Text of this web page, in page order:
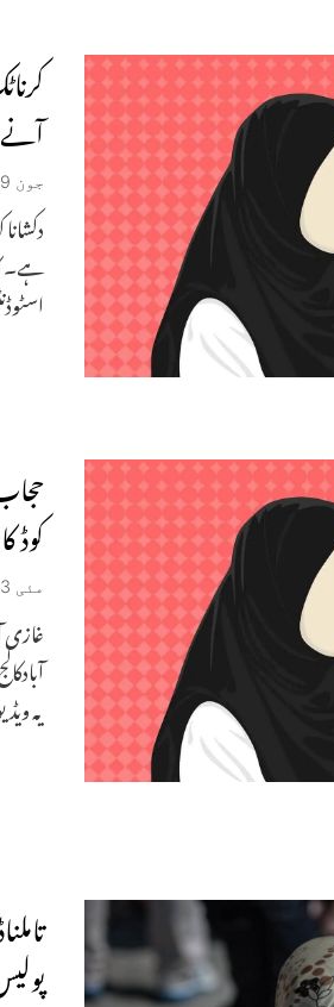
جون 9, 2022
ہے۔
کوڈ
مئی 3, 2022
یہ